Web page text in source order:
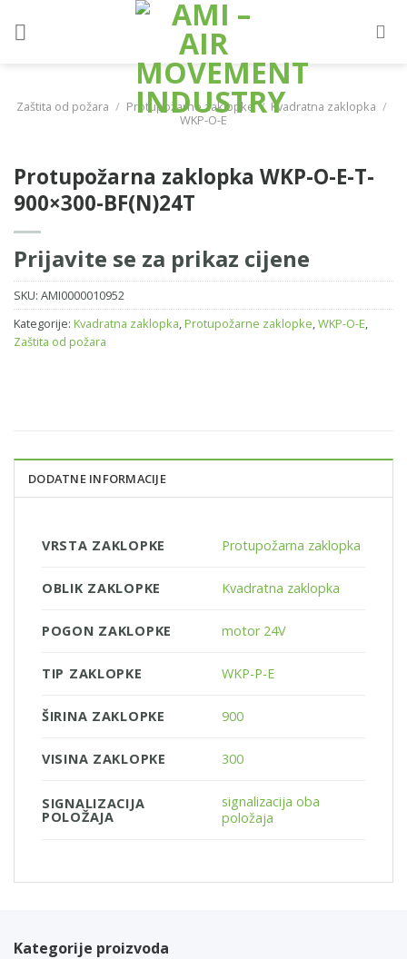
Zaštita od požara / Protupožarne zaklopke / Kvadratna zaklopka /
WKP-O-E
Protupožarna zaklopka WKP-O-E-T-
900×300-BF(N)24T
Prijavite se za prikaz cijene
SKU: AMI0000010952
Kategorije: Kvadratna zaklopka, Protupožarne zaklopke,WKP-O-E,
Zaštita od požara
DODATNE INFORMACIJE
VRSTA ZAKLOPKE Protupožarna zaklopka
OBLIK ZAKLOPKE Kvadratna zaklopka
POGON ZAKLOPKE motor 24V
TIP ZAKLOPKE WKP-P-E
ŠIRINA ZAKLOPKE 900
VISINA ZAKLOPKE 300
SIGNALIZACIJA
POLOŽAJA
signalizacija oba
položaja
Kategorije proizvoda